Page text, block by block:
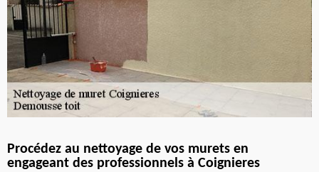
Procédez au nettoyage de vos murets en
engageant des professionnels à Coignieres